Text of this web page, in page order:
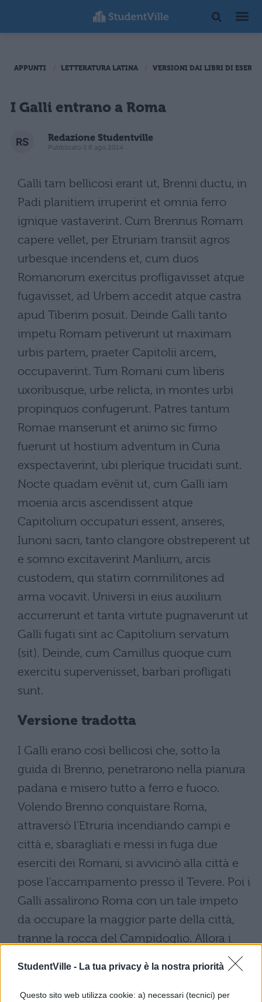
StudentVille - La tua privacy è la nostra priorità
Questo sito web utilizza cookie: a) necessari (tecnici) per
APPUNTI LETTERATURA LATINA VERSIONI DAI LIBRI DI
I Galli entrano a Roma
Redazione Studentville
Pubblicato il 8 ago 2014
Galli tam bellicosi erant ut, Brenni ductu, in
Padi planitiem irruperint et omnia ferro
ignique vastaverint. Cum Brennus Romam
capere vellet, per Etruriam transiit agros
urbesque incendens et, cum duos
Romanorum exercitus profligavisset atque
fugavisset, ad Urbem accedit atque castra
apud Tiberim posuit. Deinde Galli tanto
impetu Romam petiverunt ut maximam
urbis partem, praeter Capitolii arcem,
occupaverint. Tum Romani cum liberis
uxoribusque, urbe relicta, in montes urbi
propinquos confugerunt. Patres tantum
Romae manserunt et animo sic firmo
fuerunt ut hostium adventum in Curia
exspectaverint, ubi plerïque trucidati sunt.
Nocte quadam evënit ut, cum Galli iam
moenia arcis ascendissent atque
Capitolium occupaturi essent, anseres,
Iunoni sacri, tanto clangore obstreperent ut
e somno excitaverint Manlium, arcis
custodem, qui statim commilitones ad
arma vocavit. Universi in eius auxilium
accurrerunt et tanta virtute pugnaverunt ut
Galli fugati sint ac Capitolium servatum
(sit). Deinde, cum Camillus quoque cum
exercitu supervenisset, barbari profligati
sunt.
Versione tradotta
I Galli erano così bellicosi che, sotto la
guida di Brenno, penetrarono nella pianura
padana e misero tutto a ferro e fuoco.
Volendo Brenno conquistare Roma,
attraversò l'Etruria incendiando campi e
città e, sbaragliati e messi in fuga due
eserciti dei Romani, si avvicinò alla città e
pose l'accampamento presso il Tevere. Poi i
Galli assalirono Roma con un tale impeto
da occupare la maggior parte della città,
tranne la rocca del Campidoglio. Allora i
città, si rifugiarono sui monti vicini a Roma.
Soltanto i senatori rimasero a Roma e